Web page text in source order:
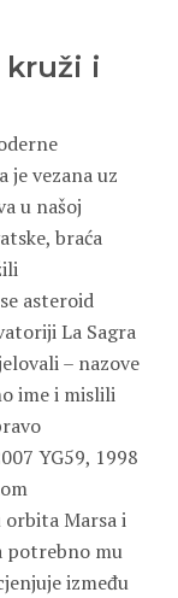
kruži i
je vezana uz
u našoj
braća
asteroid
La Sagra
– nazove
ime i mislili
YG59, 1998
orbita Marsa i
potrebno mu
između